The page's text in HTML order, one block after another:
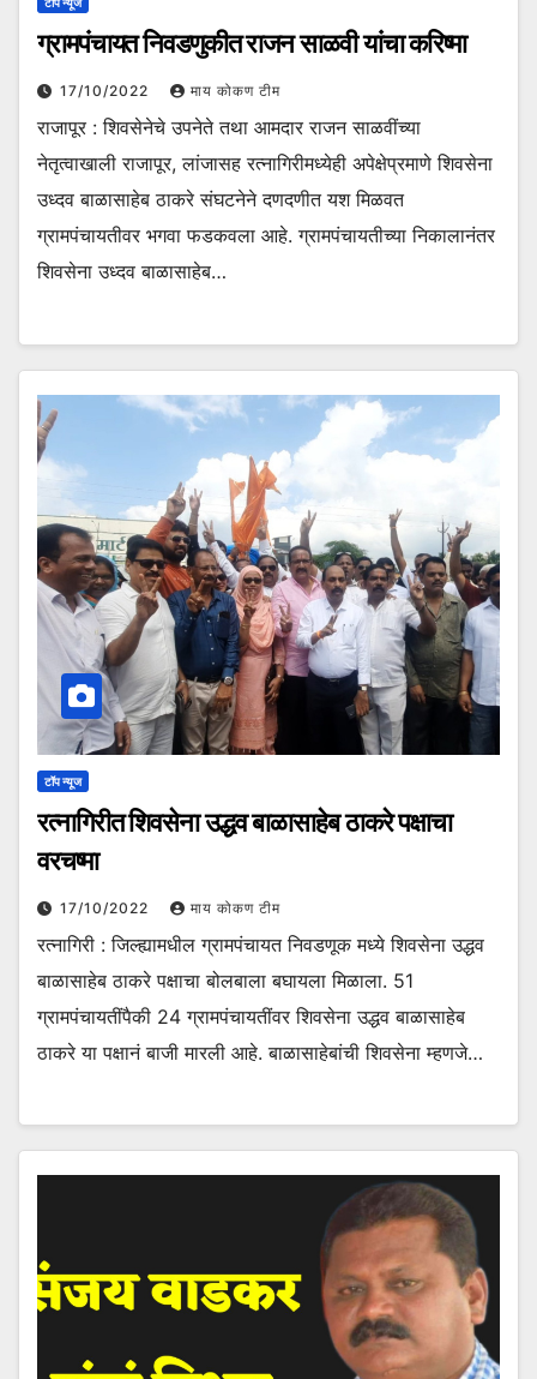
ग्रामपंचायत निवडणुकीत राजन साळवी यांचा करिष्मा
17/10/2022 माय कोकण टीम
राजापूर : शिवसेनेचे उपनेते तथा आमदार राजन साळवींच्या
नेतृत्वाखाली राजापूर, लांजासह रत्नागिरीमध्येही अपेक्षेप्रमाणे शिवसेना
उध्दव बाळासाहेब ठाकरे संघटनेने दणदणीत यश मिळवत
ग्रामपंचायतीवर भगवा फडकवला आहे. ग्रामपंचायतीच्या निकालानंतर
शिवसेना उध्दव बाळासाहेब…
टॉप न्यूज
रत्नागिरीत शिवसेना उद्धव बाळासाहेब ठाकरे पक्षाचा
वरचष्मा
17/10/2022 माय कोकण टीम
रत्नागिरी : जिल्ह्यामधील ग्रामपंचायत निवडणूक मध्ये शिवसेना उद्धव
बाळासाहेब ठाकरे पक्षाचा बोलबाला बघायला मिळाला. 51
ग्रामपंचायतींपैकी 24 ग्रामपंचायतींवर शिवसेना उद्धव बाळासाहेब
ठाकरे या पक्षानं बाजी मारली आहे. बाळासाहेबांची शिवसेना म्हणजे…